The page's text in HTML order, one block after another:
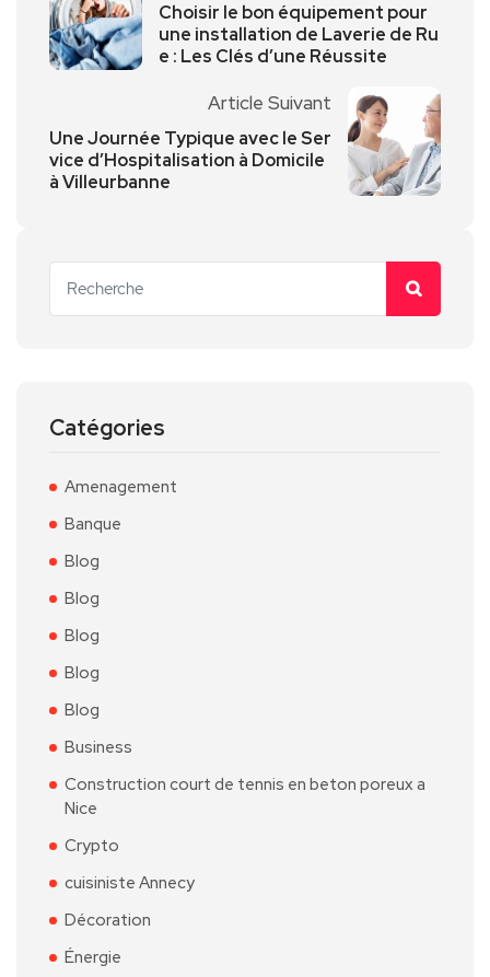
Choisir le bon équipement pour
une installation de Laverie de Ru
e : Les Clés d’une Réussite
Article Suivant
Une Journée Typique avec le Ser
vice d’Hospitalisation à Domicile
à Villeurbanne
Catégories
Amenagement
Banque
Blog
Blog
Blog
Blog
Blog
Business
Construction court de tennis en beton poreux a
Nice
Crypto
cuisiniste Annecy
Décoration
Énergie